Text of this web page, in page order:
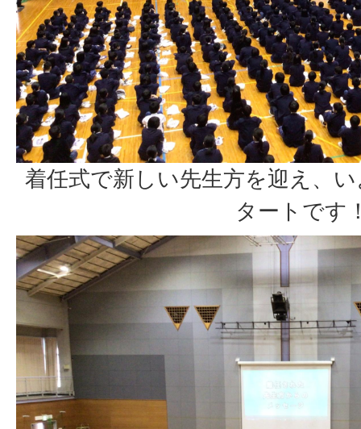
着任式で新しい先生方を迎え、
タートです